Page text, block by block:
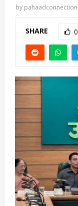
by pahaadconnection
SHARE 0